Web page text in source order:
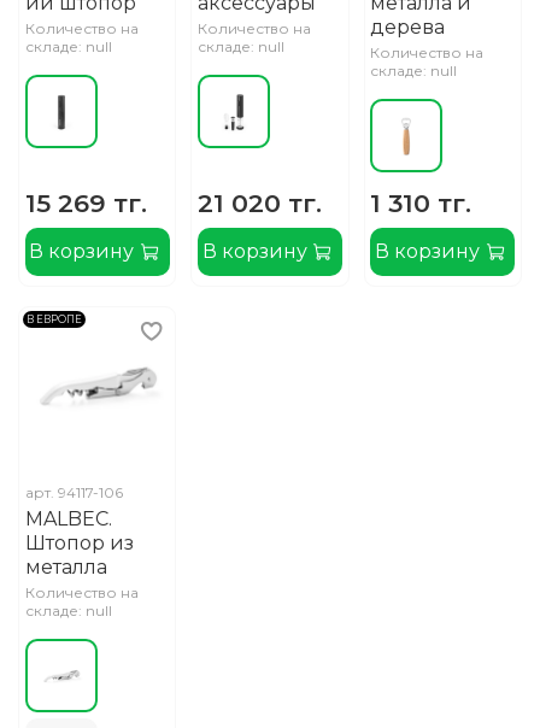
Количество на
складе: null
15 269 тг.
В корзину
Количество на
складе: null
21 020 тг.
В корзину
дерева
Количество на
складе: null
1 310 тг.
В корзину
В ЕВРОПЕ
арт. 94117-106
MALBEC.
Штопор из
металла
Количество на
складе: null